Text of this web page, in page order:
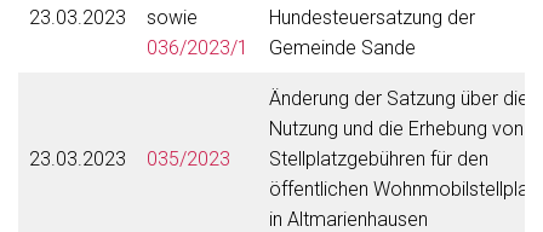
23.03.2023
sowie
036/2023/1
Hundesteuersatzung der
Gemeinde Sande
23.03.2023 035/2023
Änderung der Satzung über die
Nutzung und die Erhebung von
Stellplatzgebühren für den
öffentlichen Wohnmobilstellplatz
in Altmarienhausen